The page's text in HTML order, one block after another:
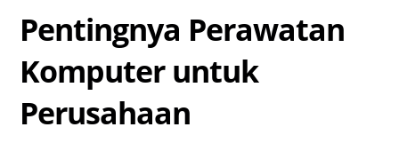
Pentingnya Perawatan
Komputer untuk
Perusahaan